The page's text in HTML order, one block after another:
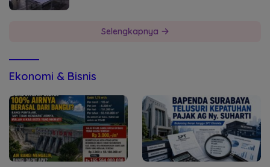
Selengkapnya
Ekonomi & Bisnis